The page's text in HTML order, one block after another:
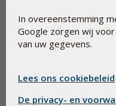
In overeenstemming
Google zorgen wij
van uw gegevens.
Lees ons cookiebeleid
De privacy- en